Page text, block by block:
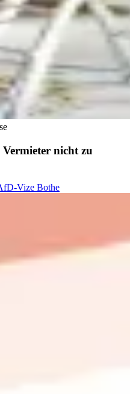
Vermieter nicht zu
Vize Bothe